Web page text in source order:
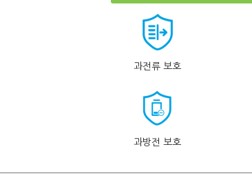
과전류 보호
과방전 보호